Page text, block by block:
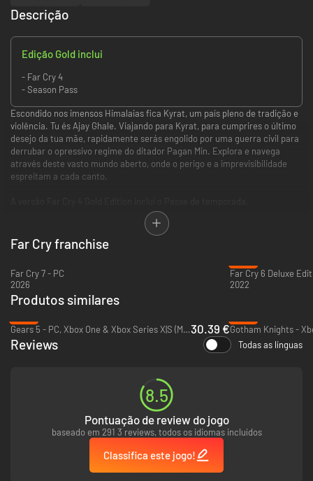
Descrição
Edição Gold inclui
- Far Cry 4
- Season Pass
Escondido nos imensos Himalaias fica Kyrat, um país pleno de tradição e
violência. Tu és Ajay Ghale. Viajando para Kyrat, para cumprires o último
desejo da tua mãe, rapidamente serás engolido por uma guerra civil para
derrubar o opressivo regime do ditador Pagan Min. Explora e navega
através deste vasto mundo aberto, onde o perigo e a imprevisibilidade
espreitam a cada canto.
- Uma missão de jogador individual exclusiva apenas disponível com o
- Campanha “Escape from Durgesh Prison”
- “Hurk Deluxe Pack” : 5 missões e 5 armas
- Campanha “Valley of the Yetis”
Far Cry franchise
Far Cry 7 - PC
2026
2022
Produtos similares
Gears 5 - PC, Xbox One & Xbox Series X|S (Microsoft Store)30.39 €Gotham Knights -
Reviews Todas as línguas
8.5
Pontuação de review do jogo
baseado em 291 3 reviews, todos os idiomas incluídos
Classifica este jogo!